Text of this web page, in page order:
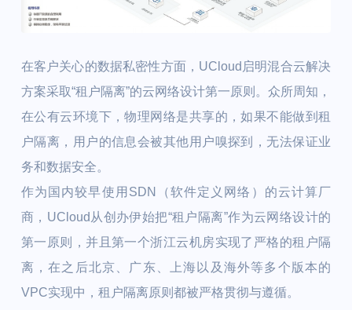
在客户关心的数据私密性方面，UCloud启明混合云解决
方案采取“租户隔离”的云网络设计第一原则。众所周知，
在公有云环境下，物理网络是共享的，如果不能做到租
户隔离，用户的信息会被其他用户嗅探到，无法保证业
务和数据安全。
作为国内较早使用SDN（软件定义网络）的云计算厂
商，UCloud从创办伊始把“租户隔离”作为云网络设计的
第一原则，并且第一个浙江云机房实现了严格的租户隔
离，在之后北京、广东、上海以及海外等多个版本的
VPC实现中，租户隔离原则都被严格贯彻与遵循。